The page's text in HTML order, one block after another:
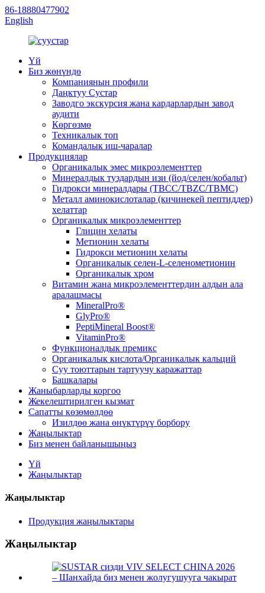
86-18880477902
English
Үй
Биз жөнүндө
Компаниянын профили
Даңктуу Сустар
Заводго экскурсия жана кардарлардын завод
аудити
Көргөзмө
Техникалык топ
Командалык иш-чаралар
Продукциялар
Органикалык эмес микроэлементтер
Минералдык туздардын изи (йод/селен/кобальт)
Гидрокси минералдары (TBCC/TBZC/TBMC)
Металл аминокислоталар (кичинекей пептиддер)
хелаттар
Органикалык микроэлементтер
Глицин хелаты
Метионин хелаты
Гидрокси метионин хелаты
Органикалык селен-L-селенометионин
Органикалык хром
Витамин жана микроэлементтердин алдын ала
аралашмасы
MineralPro®
GlyPro®
PeptiMineral Boost®
VitaminPro®
Функционалдык премикс
Органикалык кислота/Органикалык кальций
Суу тоюттарын тартуучу каражаттар
Башкалары
Жаныбарларды коргоо
Жекелештирилген кызмат
Сапатты көзөмөлдөө
Изилдөө жана өнүктүрүү борбору
Жаңылыктар
Биз менен байланышыңыз
Үй
Жаңылыктар
Жаңылыктар
Продукция жаңылыктары
Жаңылыктар